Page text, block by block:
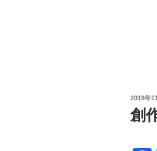
投
稿
日:
2018年
創